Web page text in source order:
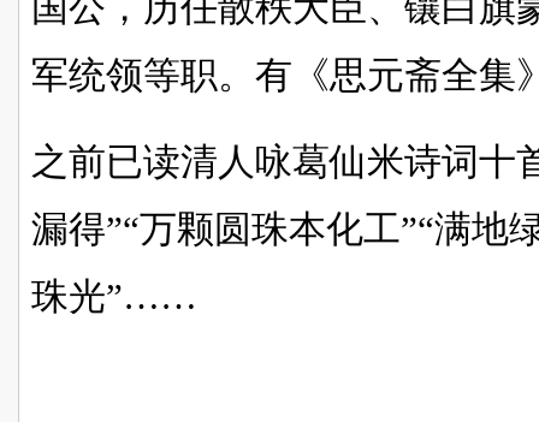
军统领等职。有《思元斋全集
之前已读清人咏葛仙米诗词十
漏得”“万颗圆珠本化工”“满地
珠光”……